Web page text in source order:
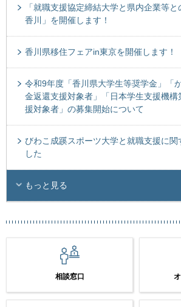
「就職支援協定締結大学と県内企業等
香川」を開催します！
香川県移住フェアin東京を開催します！
令和9年度「香川県大学生等奨学金」「
金返還支援対象者」「日本学生支援機構
援対象者」の募集開始について
びわこ成蹊スポーツ大学と就職支援に関
した
もっと見る
相談窓口